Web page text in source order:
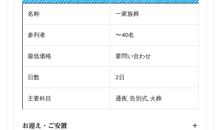
名称 一家族葬
参列者 〜40名
最低価格 要問い合わせ
日数 2日
主要科目 通夜, 告別式, 火葬
お迎え・ご安置 +